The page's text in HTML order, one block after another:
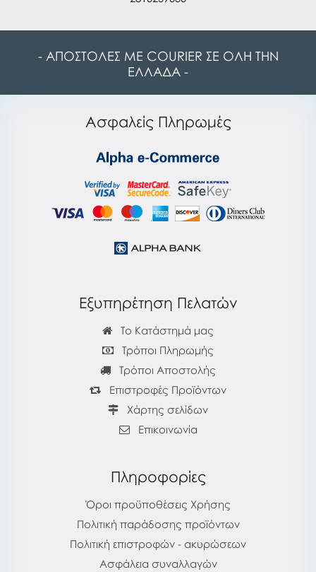
- ΑΠΟΣΤΟΛΕΣ ΜΕ COURIER ΣΕ ΟΛΗ ΤΗΝ
ΕΛΛΑΔΑ -
Ασφαλείς Πληρωμές
Εξυπηρέτηση Πελατών
Το Κατάστημά μας
Τρόποι Πληρωμής
Τρόποι Αποστολής
Επιστροφές Προϊόντων
Χάρτης σελίδων
Επικοινωνία
Πληροφορίες
Όροι προϋποθέσεις Χρήσης
Πολιτική παράδοσης προϊόντων
Πολιτική επιστροφών - ακυρώσεων
Ασφάλεια συναλλαγών